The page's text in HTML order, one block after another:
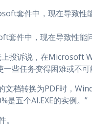
套件中，现在导致性能
投诉说，在Microsoft
些任务变得困难或不可
文档转换为PDF时，
是五个AI.EXE的实例。”